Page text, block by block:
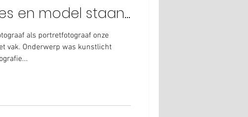
en model staan...
als portretfotograaf onze
vak. Onderwerp was kunstlicht